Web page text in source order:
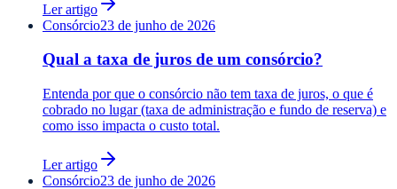
Ler artigo
Consórcio23 de junho de 2026
Qual a taxa de juros de um consórcio?
Entenda por que o consórcio não tem taxa de juros, o que é
cobrado no lugar (taxa de administração e fundo de reserva) e
como isso impacta o custo total.
Ler artigo
Consórcio23 de junho de 2026